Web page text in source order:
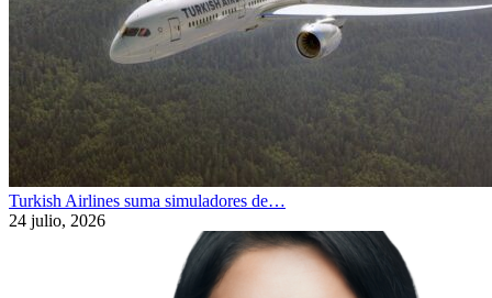
Turkish Airlines suma simuladores de…
24 julio, 2026